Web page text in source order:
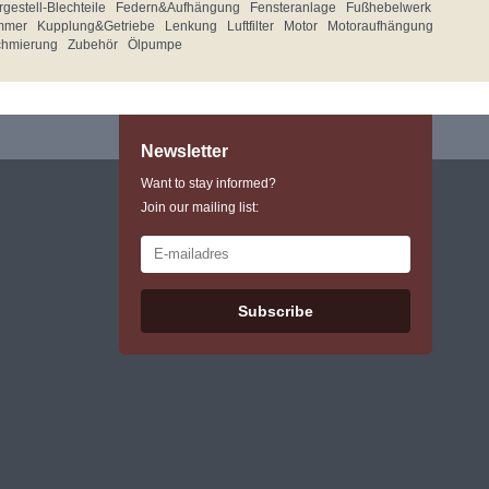
Blechteile Federn&Aufhängung Fensteranlage
Fußhebelwerk
Kupplung&Getriebe Lenkung Luftfilter Motor
Motoraufhängung
Zubehör Ölpumpe
Newsletter
Want to stay informed?
Join our mailing list:
Subscribe